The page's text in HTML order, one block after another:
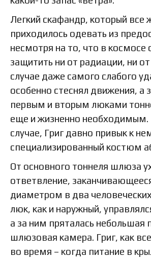
Легкий скафандр, который все
приходилось одевать из
несмотря на то, что в космосе
защитить ни от радиации, ни
случае даже самого слабого
особенно стеснял движения, а
первым и вторым люками
еще и жизненно необходимым.
случае, Григ давно привык к
специализированный костюм
От основного тоннеля шлюза
ответвление,
диаметром в два
люк, как и наружный,
а за ним пряталась небольшая
шлюзовая камера. Григ, как
во время – когда питание в